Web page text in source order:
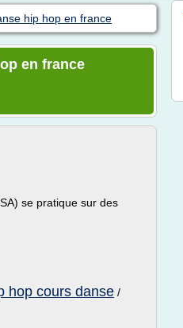
hip hop en france
en france
se pratique sur des
hop cours danse /